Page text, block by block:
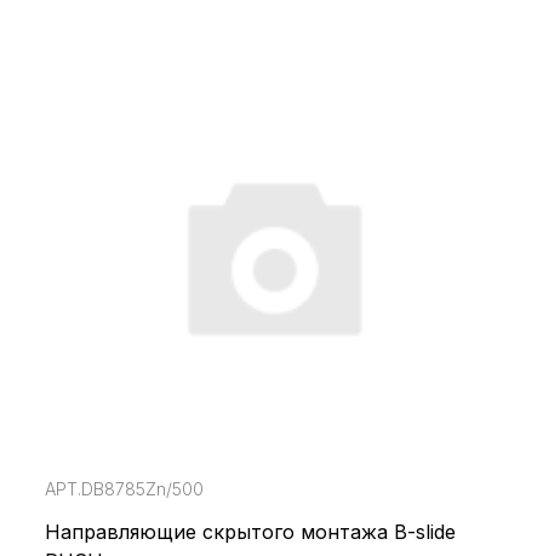
АРТ.DB8785Zn/500
Направляющие cкрытого монтажа B-slide